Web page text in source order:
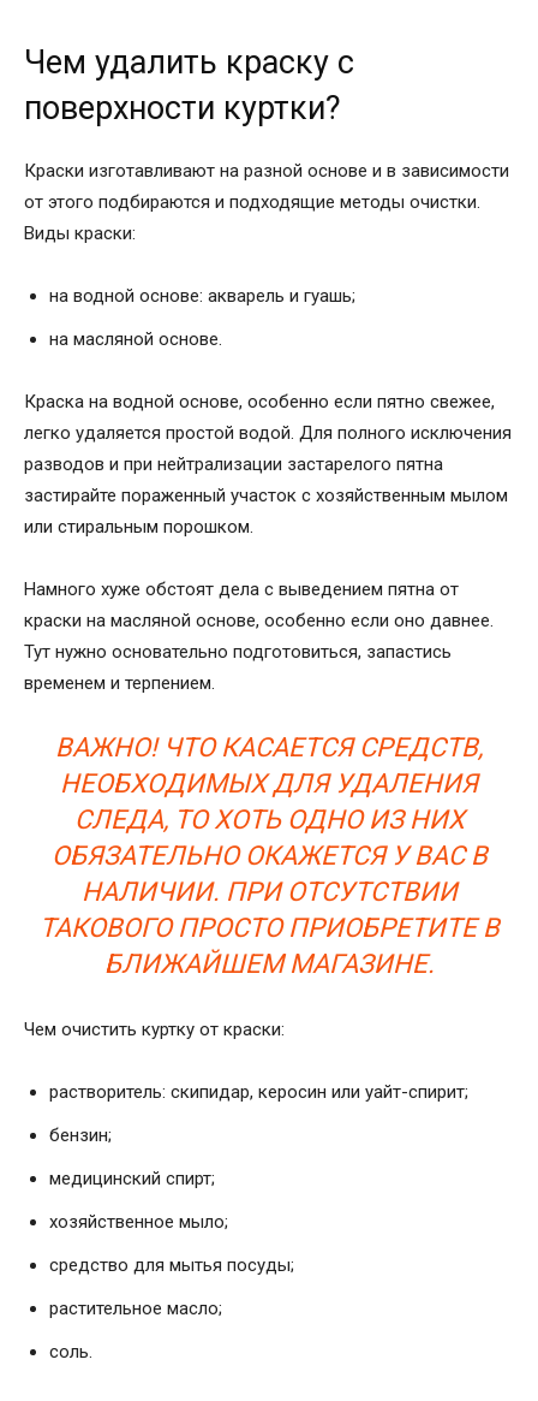
Чем удалить краску с
поверхности куртки?
Краски изготавливают на разной основе и в зависимости
от этого подбираются и подходящие методы очистки.
Виды краски:
на водной основе: акварель и гуашь;
на масляной основе.
Краска на водной основе, особенно если пятно свежее,
легко удаляется простой водой. Для полного исключения
разводов и при нейтрализации застарелого пятна
застирайте пораженный участок с хозяйственным мылом
или стиральным порошком.
Намного хуже обстоят дела с выведением пятна от
краски на масляной основе, особенно если оно давнее.
Тут нужно основательно подготовиться, запастись
временем и терпением.
ВАЖНО! ЧТО КАСАЕТСЯ СРЕДСТВ,
НЕОБХОДИМЫХ ДЛЯ УДАЛЕНИЯ
СЛЕДА, ТО ХОТЬ ОДНО ИЗ НИХ
ОБЯЗАТЕЛЬНО ОКАЖЕТСЯ У ВАС В
НАЛИЧИИ. ПРИ ОТСУТСТВИИ
ТАКОВОГО ПРОСТО ПРИОБРЕТИТЕ В
БЛИЖАЙШЕМ МАГАЗИНЕ.
Чем очистить куртку от краски:
растворитель: скипидар, керосин или уайт-спирит;
бензин;
медицинский спирт;
хозяйственное мыло;
средство для мытья посуды;
растительное масло;
соль.